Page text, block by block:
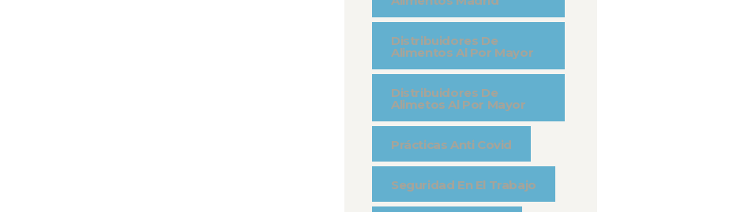
Distribuidores De
Alimentos Al Por Mayor
Distribuidores De
Alimetos Al Por Mayor
Prácticas Anti Covid
Seguridad En El Trabajo